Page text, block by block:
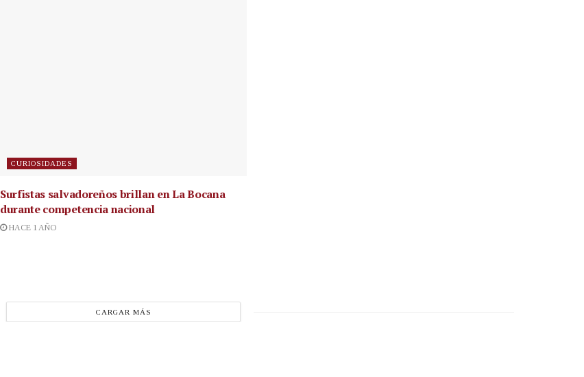
CURIOSIDADES
Surfistas salvadoreños brillan en La Bocana
durante competencia nacional
HACE 1 AÑO
CARGAR MÁS